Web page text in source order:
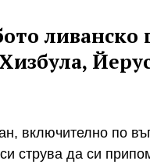
ливанско
включително по
струва да си